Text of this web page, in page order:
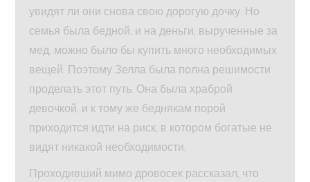
увидят ли они снова свою дорогую дочку. Но
семья была бедной, и на деньги, вырученные за
мед, можно было бы купить много необходимых
вещей. Поэтому Зелла была полна решимости
проделать этот путь. Она была храброй
девочкой, и к тому же беднякам порой
приходится идти на риск, в котором богатые не
видят никакой необходимости.
Проходивший мимо дровосек рассказал, что